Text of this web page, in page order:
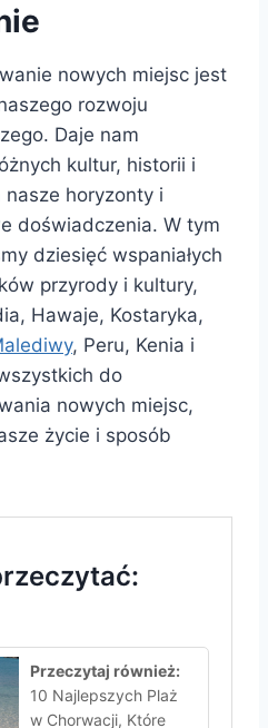
nowych miejsc jest
rozwoju
Daje nam
kultur, historii i
horyzonty i
doświadczenia. W tym
dziesięć wspaniałych
przyrody i kultury,
Hawaje, Kostaryka,
, Peru, Kenia i
do
nowych miejsc,
życie i sposób
Przeczytaj również:
10 Najlepszych Plaż
w Chorwacji, Które